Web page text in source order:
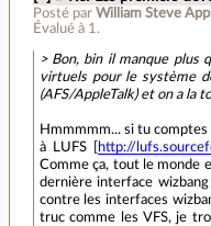
Posté par William Steve
Évalué à 1 .
> Bon, bin il manque plus
virtuels pour le système
(AFS/AppleTalk) et on a la
Hmmmmm... si tu
à LUFS [
http://
Comme ça, tout le monde
dernière interface
contre les interfaces
truc comme les VFS, je